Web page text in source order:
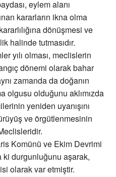
eylem alanı
kararların ikna olma
dönüşmesi ve
halinde tutmasıdır.
yılı olması, meclislerin
dönemi olarak bahar
zamanda da doğanın
olgusu olduğunu aklımızda
yeniden uyanışını
ve örgütlenmesinin
Komünü ve Ekim Devrimi
durgunluğunu aşarak,
olarak var etmiştir.